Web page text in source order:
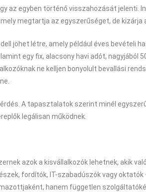
az egyben történő visszahozását jelenti.
megtartja az egyszerűséget, de kizárja
jöhet létre, amely például éves bevételi
egy fix, alacsony havi adót, nagyjából
ne kelljen bonyolult bevallási
A tapasztalatok szerint minél
legálisan működnek.
azok a kisvállalkozók lehetnek, akik
fordítók, IT-szabadúszók vagy oktatók
hanem független